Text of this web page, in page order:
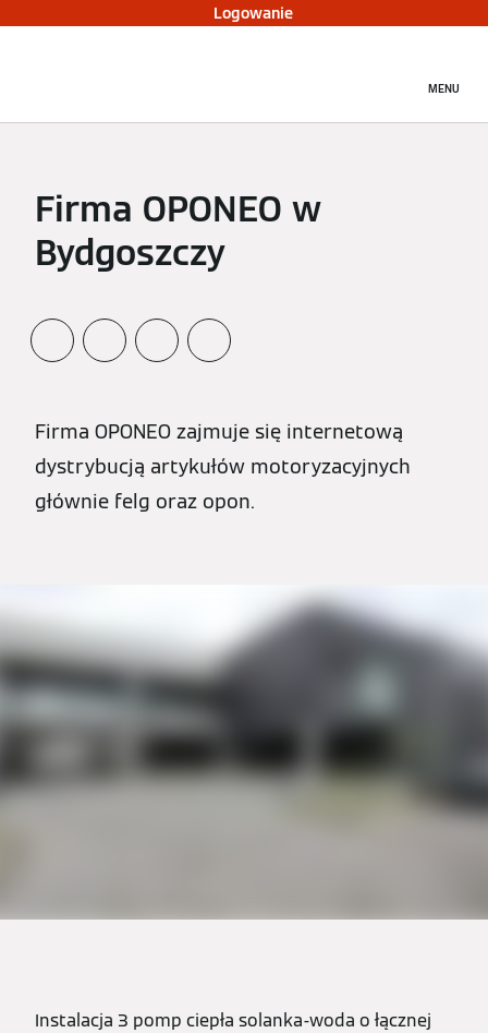
Logowanie
MENU
Firma OPONEO w
Bydgoszczy
Firma OPONEO zajmuje się internetową
dystrybucją artykułów motoryzacyjnych
głównie felg oraz opon.
Instalacja 3 pomp ciepła solanka-woda o łącznej